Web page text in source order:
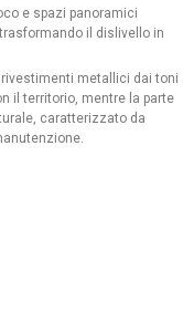
e spazi panoramici
il dislivello in
metallici dai toni
il territorio, mentre la parte
caratterizzato da